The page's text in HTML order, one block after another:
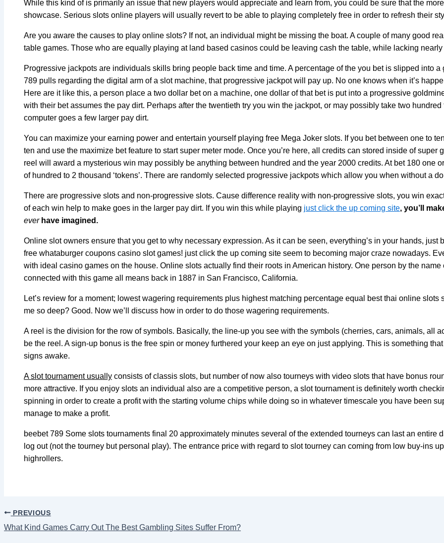
While this kind of is primarily an issue that new players would appreciate and learn from, you could be sure that the
showcase. Serious slots online players will usually revert to be able to playing completely free in order to refresh their
Are you aware the causes to play online slots? If not, an individual might be missing the boat. A couple of many good
table games. Those who are equally playing at land based casinos could be leaving cash the table, while lacking
Progressive jackpots are individuals skills bring people back time and time. A percentage of the you bet is slipped into
789 pulls regarding the digital arm of a slot machine, that progressive jackpot will pay up. No one knows when it’s
Here are it like this, a person place a two dollar bet on a machine, one dollar of that bet is put into a progressive
with their bet assumes the pay dirt. Perhaps after the twentieth try you win the jackpot, or may possibly take two
computer goes a few larger pay dirt.
You can maximize your earning power and entertain yourself playing free Mega Joker slots. If you bet between one to
ten and use the maximize bet feature to start super meter mode. Once you’re here, all credits can stored inside of super
reel will award a mysterious win may possibly be anything between hundred and the year 2000 credits. At bet 180 one
of hundred to 2 thousand ‘tokens’. There are randomly selected progressive jackpots which allow you when without a
There are progressive slots and non-progressive slots. Cause difference reality with non-progressive slots, you win
of each win help to make goes in the larger pay dirt. If you win this while playing just click the up coming site, you’ll
ever have imagined.
Online slot owners ensure that you get to why necessary expression. As it can be seen, everything’s in your hands,
free whataburger coupons casino slot games! just click the up coming site seem to becoming major craze nowadays.
with ideal casino games on the house. Online slots actually find their roots in American history. One person by the
connected with this game all means back in 1887 in San Francisco, California.
Let’s review for a moment; lowest wagering requirements plus highest matching percentage equal best thai online
me so deep? Good. Now we’ll discuss how in order to do those wagering requirements.
A reel is the division for the row of symbols. Basically, the line-up you see with the symbols (cherries, cars, animals, all
be the reel. A sign-up bonus is the free spin or money furthered your keep an eye on just applying. This is something
signs awake.
A slot tournament usually consists of classis slots, but number of now also tourneys with video slots that have bonus
more attractive. If you enjoy slots an individual also are a competitive person, a slot tournament is definitely worth
spinning in order to create a profit with the starting volume chips while doing so in whatever timescale you have been
manage to make a profit.
beebet 789 Some slots tournaments final 20 approximately minutes several of the extended tourneys can last an entire
log out (not the tourney but personal play). The entrance price with regard to slot tourney can coming from low buy-ins
highrollers.
PREVIOUS
What Kind Games Carry Out The Best Gambling Sites Suffer From?